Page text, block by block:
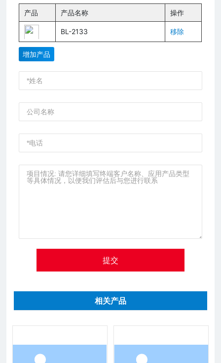
产品 产品名称 操作
BL-2133 移除
增加产品
提交
相关产品